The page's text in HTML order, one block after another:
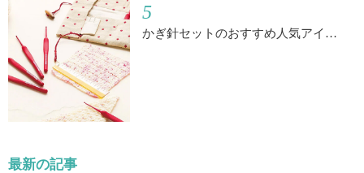
5
かぎ針セットのおすすめ人気アイ…
最新の記事